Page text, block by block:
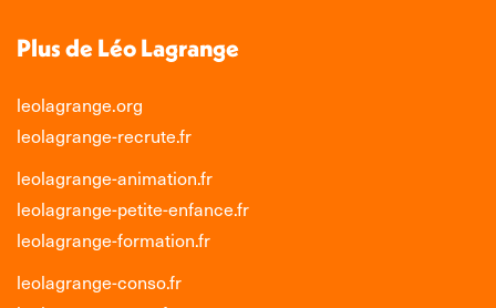
Plus de Léo Lagrange
leolagrange.org
leolagrange-recrute.fr
leolagrange-animation.fr
leolagrange-petite-enfance.fr
leolagrange-formation.fr
leolagrange-conso.fr